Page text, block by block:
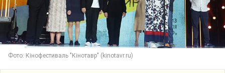
Фото: Кінофестиваль "Кінотавр" (kinotavr.ru)